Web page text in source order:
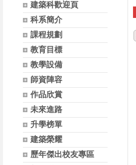
建築科歡迎頁
科系簡介
課程規劃
教育目標
教學設備
師資陣容
作品欣賞
未來進路
升學榜單
建築榮耀
歷年傑出校友專區